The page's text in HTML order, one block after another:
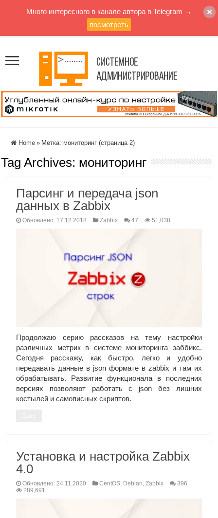
Home » Метка: мониторинг (страница 2)
Tag Archives: мониторинг
Парсинг и передача json
данных в Zabbix
Обновлено: 17.12.2018 Zabbix 47 51,038
Продолжаю серию рассказов на тему настройки
различных метрик в системе мониторинга заббикс.
Сегодня расскажу, как быстро, легко и удобно
передавать данные в json формате в zabbix и там их
обрабатывать. Развитие функционала в последних
версиях позволяют работать с json без лишних
костылей и самописных скриптов.
Установка и настройка Zabbix
4.0
Обновлено: 24.11.2020 CentOS, Debian,Zabbix
396
289,691
Много интересного в канале автора в Telegram →
посмотреть